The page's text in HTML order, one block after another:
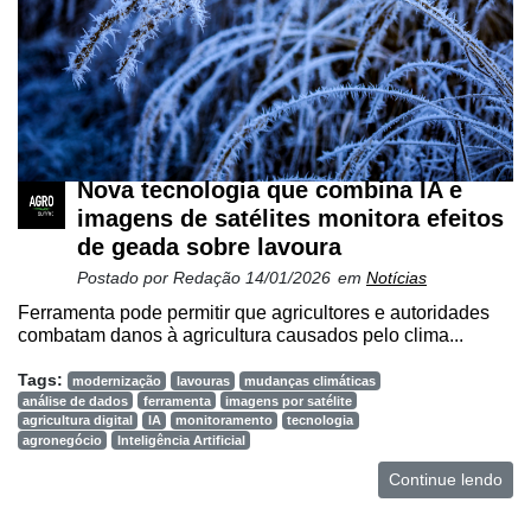
Nova tecnologia que combina IA e
imagens de satélites monitora efeitos
de geada sobre lavoura
Postado por Redação 14/01/2026 em Notícias
Ferramenta pode permitir que agricultores e autoridades
combatam danos à agricultura causados pelo clima...
Tags: modernização lavouras
mudanças climáticas
análise de dados
ferramenta
imagens por satélite
agricultura digital
IA monitoramento
tecnologia
agronegócio
Inteligência Artificial
Continue lendo